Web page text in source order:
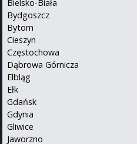
Bielsko-Biała
Bydgoszcz
Bytom
Cieszyn
Częstochowa
Dąbrowa Górnicza
Elbląg
Ełk
Gdańsk
Gdynia
Gliwice
Jaworzno